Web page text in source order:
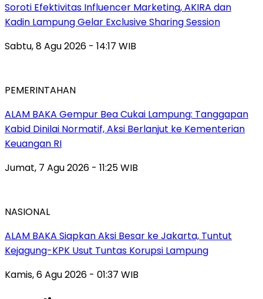
Soroti Efektivitas Influencer Marketing, AKIRA dan
Kadin Lampung Gelar Exclusive Sharing Session
Sabtu, 8 Agu 2026 - 14:17 WIB
PEMERINTAHAN
ALAM BAKA Gempur Bea Cukai Lampung: Tanggapan
Kabid Dinilai Normatif, Aksi Berlanjut ke Kementerian
Keuangan RI
Jumat, 7 Agu 2026 - 11:25 WIB
NASIONAL
ALAM BAKA Siapkan Aksi Besar ke Jakarta, Tuntut
Kejagung-KPK Usut Tuntas Korupsi Lampung
Kamis, 6 Agu 2026 - 01:37 WIB